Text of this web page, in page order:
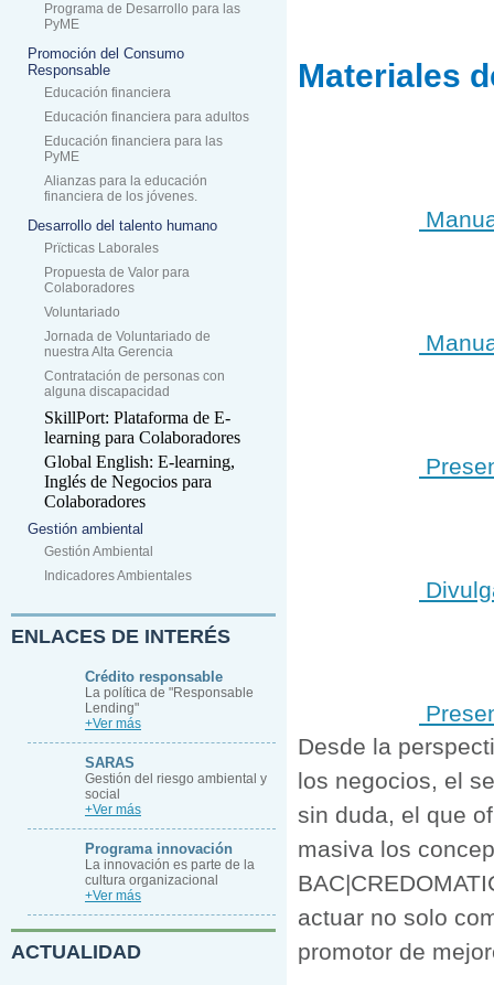
Programa de Desarrollo para las
PyME
Promoción del Consumo
Responsable
Educación financiera
Educación financiera para adultos
Educación financiera para las
PyME
Alianzas para la educación
financiera de los jóvenes.
Desarrollo del talento humano
Prïcticas Laborales
Propuesta de Valor para
Colaboradores
Voluntariado
Jornada de Voluntariado de
nuestra Alta Gerencia
Contratación de personas con
alguna discapacidad
SkillPort: Plataforma de E-
learning para Colaboradores
Global English: E-learning,
Inglés de Negocios para
Colaboradores
Gestión ambiental
Gestión Ambiental
Indicadores Ambientales
ENLACES DE INTERÉS
Crédito responsable
La política de "Responsable
Lending"
+Ver más
SARAS
Gestión del riesgo ambiental y
social
+Ver más
Programa innovación
La innovación es parte de la
cultura organizacional
+Ver más
ACTUALIDAD
Materiales
Desde la
los negocios, el
sin duda, el que
masiva los
actuar no solo
promotor de